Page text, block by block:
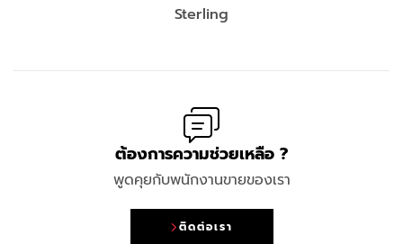
Sterling
ต้องการความช่วยเหลือ ?
พูดคุยกับพนักงานขายของเรา
ติดต่อเรา